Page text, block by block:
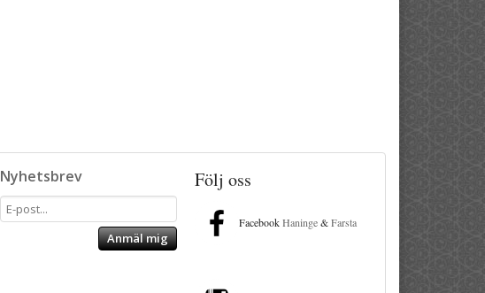
Följ oss
FacebookHaninge&Farsta
Nyhetsbrev
Anmäl mig